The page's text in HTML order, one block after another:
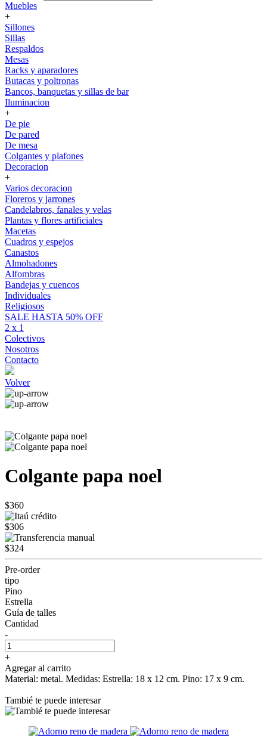
Muebles
+
Sillones
Sillas
Respaldos
Mesas
Racks y aparadores
Butacas y poltronas
Bancos, banquetas y sillas de bar
Iluminacion
+
De pie
De pared
De mesa
Colgantes y plafones
Decoracion
+
Varios decoracion
Floreros y jarrones
Candelabros, fanales y velas
Plantas y flores artificiales
Macetas
Cuadros y espejos
Canastos
Almohadones
Alfombras
Bandejas y cuencos
Individuales
Religiosos
SALE HASTA 50% OFF
2 x 1
Colectivos
Nosotros
Contacto
Volver
Colgante papa noel
$360
$306
$324
Pre-order
tipo
Pino
Estrella
Guía de talles
Cantidad
-
+
Agregar al carrito
Material: metal. Medidas: Estrella: 18 x 12 cm. Pino: 17 x 9 cm.
Tambié te puede interesar